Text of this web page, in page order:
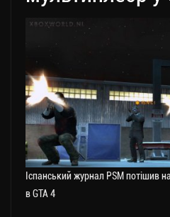
Іспанський журнал PSM потішив
в GTA 4